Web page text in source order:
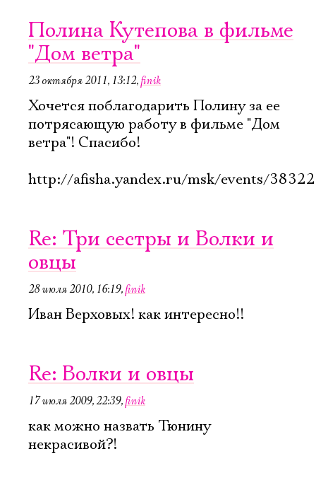
Полина Кутепова в фильме
"Дом ветра"
23 октября 2011, 13:12,finik
Хочется поблагодарить Полину за ее
потрясающую работу в фильме "Дом
ветра"! Спасибо!
http://afisha.yandex.ru/msk/events/
Re: Три сестры и Волки и
овцы
28 июля 2010, 16:19,finik
Иван Верховых! как интересно!!
Re: Волки и овцы
17 июля 2009, 22:39,finik
как можно назвать Тюнину
некрасивой?!